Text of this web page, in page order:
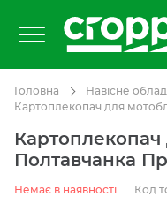
Головна
Навісне
Картоплекопач для
Полтавчанка
Немає в наявності Код